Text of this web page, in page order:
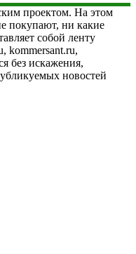
проектом. На этом
покупают, ни какие
собой ленту
kommersant.ru,
без искажения,
новостей